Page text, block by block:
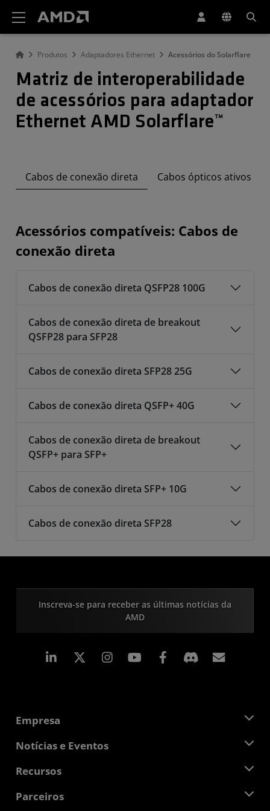
Produtos Adaptadores Ethernet Acessórios do Solarflare
Matriz de interoperabilidade
de acessórios para adaptador
Ethernet AMD Solarflare™
Cabos de conexão direta Cabos ópticos ativos
Acessórios compatíveis: Cabos de
conexão direta
Cabos de conexão direta QSFP28 100G
Cabos de conexão direta de breakout
QSFP28 para SFP28
Cabos de conexão direta SFP28 25G
Cabos de conexão direta QSFP+ 40G
Cabos de conexão direta de breakout
QSFP+ para SFP+
Cabos de conexão direta SFP+ 10G
Cabos de conexão direta SFP28
Inscreva-se para receber as últimas notícias da
AMD
Linkedin Instagram Facebook
Empresa
Sobre a AMD
Responsibilidade Corporativa
Oportunidades de Emprego
Contato AMD
Notícias e Eventos
Sala de Imprensa
Bibliotecas de Mídias
Recursos
Central do desenvolvedor
Parceiros